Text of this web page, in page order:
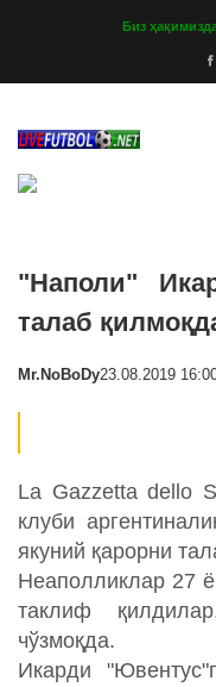
Биз
"Наполи"
талаб
Mr.NoBoDy23.08.2019
La Gazzetta dello
клуби
якуний қарорни
Неаполликлар 27
таклиф
чўзмоқда.
Икарди